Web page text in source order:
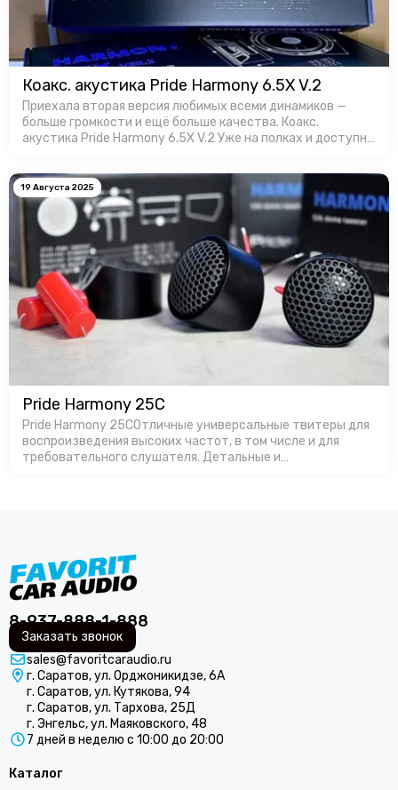
Коакс. акустика Pride Harmony 6.5X V.2
Приехала вторая версия любимых всеми динамиков —
больше громкости и ещё больше качества. Коакс.
акустика Pride Harmony 6.5X V.2 Уже на полках и доступны
19 Августа 2025
Pride Harmony 25C
Pride Harmony 25CОтличные универсальные твитеры для
воспроизведения высоких частот, в том числе и для
требовательного слушателя. Детальные и
8-937-888-1-888
Заказать звонок
sales@favoritcaraudio.ru
г. Саратов, ул. Орджоникидзе, 6А
г. Саратов, ул. Кутякова, 94
г. Саратов, ул. Тархова, 25Д
г. Энгельс, ул. Маяковского, 48
7 дней в неделю с 10:00 до 20:00
Каталог